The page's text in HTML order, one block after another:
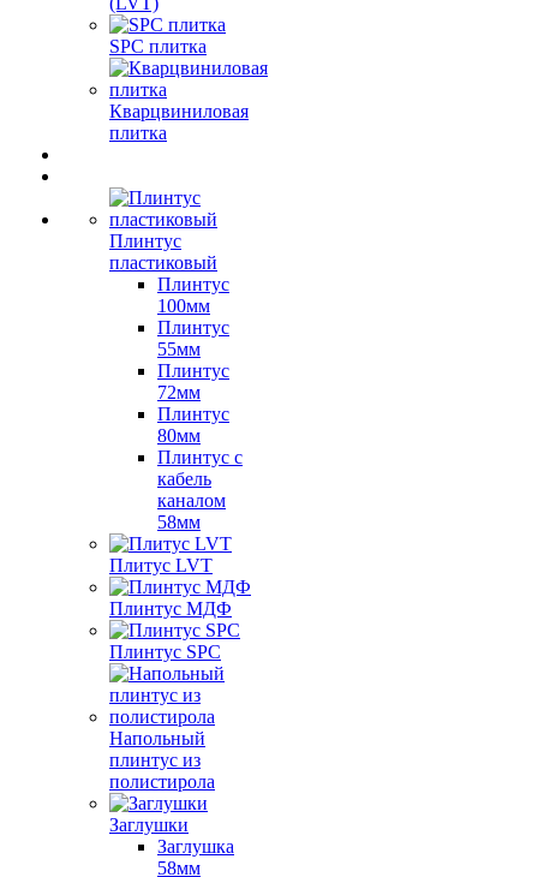
SPC плитка
Кварцвиниловая
плитка
Плинтус
пластиковый
Плинтус
100мм
Плинтус
55мм
Плинтус
72мм
Плинтус
80мм
Плинтус с
кабель
каналом
58мм
Плитус LVT
Плинтус МДФ
Плинтус SPC
Напольный
плинтус из
полистирола
Заглушки
Заглушка
58мм